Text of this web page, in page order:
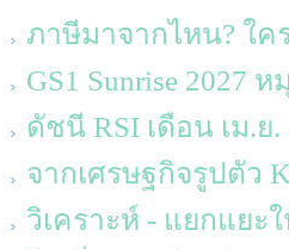
ภาษีมาจากไหน? ใค
GS1 Sunrise 2027
ดัชนี RSI เดือน เม.ย
จากเศรษฐกิจรูปตัว
วิเคราะห์ - แยกแยะใ